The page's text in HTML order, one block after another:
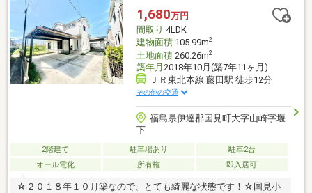
報器設置、照明器具交換【おすすめポイント】・雨漏り、構造上
主要な部分の欠
1,680万円
間取り 4LDK
建物面積105.99m2
土地面積260.26m2
築年月 2018年10月(築7年11ヶ月)
ＪＲ東北本線 藤田駅 徒歩12分
その他の交通
福島県伊達郡国見町大字山崎字堰
下
2階建て 駐車場あり
駐車2台
オール電化
所有権 即入居可
☆２０１８年１０月築なので、とても綺麗な状態です！☆国見小